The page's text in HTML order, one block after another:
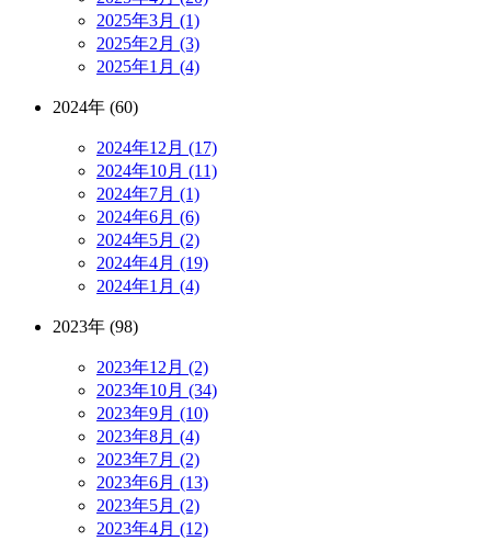
2025年3月 (1)
2025年2月 (3)
2025年1月 (4)
2024年 (60)
2024年12月 (17)
2024年10月 (11)
2024年7月 (1)
2024年6月 (6)
2024年5月 (2)
2024年4月 (19)
2024年1月 (4)
2023年 (98)
2023年12月 (2)
2023年10月 (34)
2023年9月 (10)
2023年8月 (4)
2023年7月 (2)
2023年6月 (13)
2023年5月 (2)
2023年4月 (12)